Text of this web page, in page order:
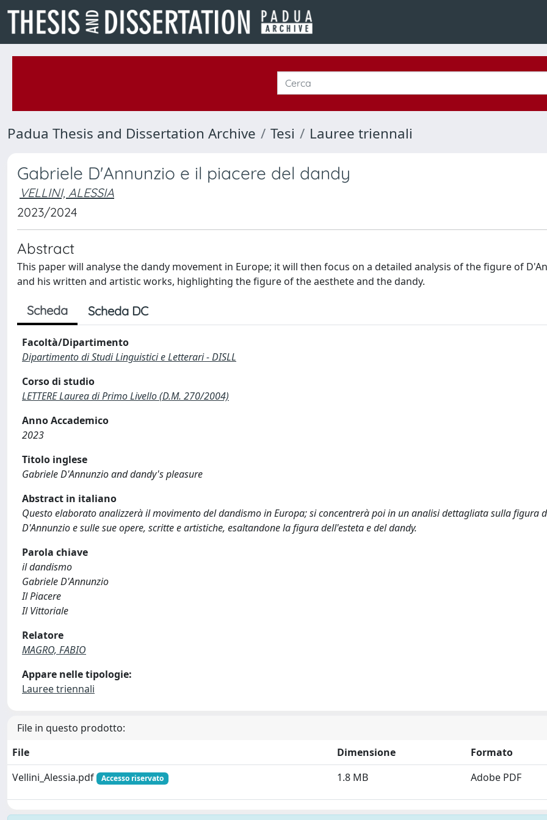
Padua Thesis and Dissertation Archive Tesi Lauree triennali
Gabriele D'Annunzio e il piacere del dandy
VELLINI, ALESSIA
2023/2024
Abstract
This paper will analyse the dandy movement in Europe; it will then focus on a detailed analysis of the figure of
and his written and artistic works, highlighting the figure of the aesthete and the dandy.
Scheda Scheda DC
Facoltà/Dipartimento
Dipartimento di Studi Linguistici e Letterari - DISLL
Corso di studio
LETTERE Laurea di Primo Livello (D.M. 270/2004)
Anno Accademico
2023
Titolo inglese
Gabriele D'Annunzio and dandy's pleasure
Abstract in italiano
Questo elaborato analizzerà il movimento del dandismo in Europa; si concentrerà poi in un analisi dettagliata sulla figura
D'Annunzio e sulle sue opere, scritte e artistiche, esaltandone la figura dell'esteta e del dandy.
Parola chiave
il dandismo
Gabriele D'Annunzio
Il Piacere
Il Vittoriale
Relatore
MAGRO, FABIO
Appare nelle tipologie:
Lauree triennali
File in questo prodotto:
File
Dimensione
Formato
Vellini_Alessia.pdf
Accesso riservato 1.8 MB Adobe PDF